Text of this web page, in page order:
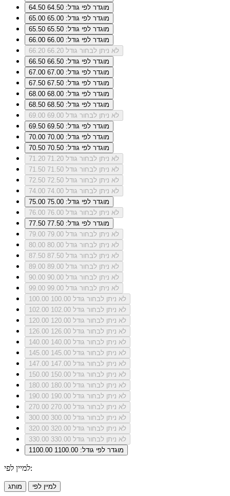
64.50
מוגדר לפי גודל: 64.50
65.00
מוגדר לפי גודל: 65.00
65.50
מוגדר לפי גודל: 65.50
66.00
מוגדר לפי גודל: 66.00
66.20
לא ניתן לבחור גודל 66.20
66.50
מוגדר לפי גודל: 66.50
67.00
מוגדר לפי גודל: 67.00
67.50
מוגדר לפי גודל: 67.50
68.00
מוגדר לפי גודל: 68.00
68.50
מוגדר לפי גודל: 68.50
69.00
לא ניתן לבחור גודל 69.00
69.50
מוגדר לפי גודל: 69.50
70.00
מוגדר לפי גודל: 70.00
70.50
מוגדר לפי גודל: 70.50
71.20
לא ניתן לבחור גודל 71.20
71.50
לא ניתן לבחור גודל 71.50
72.50
לא ניתן לבחור גודל 72.50
74.00
לא ניתן לבחור גודל 74.00
75.00
מוגדר לפי גודל: 75.00
76.00
לא ניתן לבחור גודל 76.00
77.50
מוגדר לפי גודל: 77.50
79.00
לא ניתן לבחור גודל 79.00
80.00
לא ניתן לבחור גודל 80.00
87.50
לא ניתן לבחור גודל 87.50
89.00
לא ניתן לבחור גודל 89.00
90.00
לא ניתן לבחור גודל 90.00
99.00
לא ניתן לבחור גודל 99.00
100.00
לא ניתן לבחור גודל 100.00
102.00
לא ניתן לבחור גודל 102.00
120.00
לא ניתן לבחור גודל 120.00
126.00
לא ניתן לבחור גודל 126.00
140.00
לא ניתן לבחור גודל 140.00
145.00
לא ניתן לבחור גודל 145.00
147.00
לא ניתן לבחור גודל 147.00
150.00
לא ניתן לבחור גודל 150.00
180.00
לא ניתן לבחור גודל 180.00
190.00
לא ניתן לבחור גודל 190.00
270.00
לא ניתן לבחור גודל 270.00
300.00
לא ניתן לבחור גודל 300.00
320.00
לא ניתן לבחור גודל 320.00
330.00
לא ניתן לבחור גודל 330.00
1100.00
מוגדר לפי גודל: 1100.00
למיין לפי:
מותג למיין לפי